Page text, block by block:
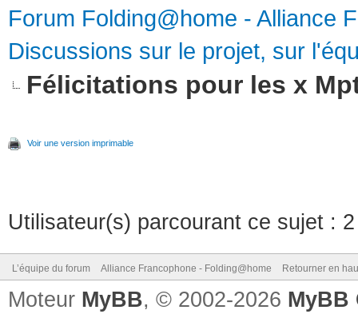
Forum Folding@home - Alliance
Discussions sur le projet, sur
Félicitations pour les x
Voir une version imprimable
Utilisateur(s) parcourant ce sujet :
L’équipe du forum Alliance Francophone - Folding@home Retourner en
Moteur MyBB, © 2002-2026 MyBB